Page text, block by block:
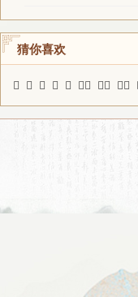
猜你喜欢
𪏺 𧭛 𤮍 嶅 𠯶 腌货 矫尾 揭开